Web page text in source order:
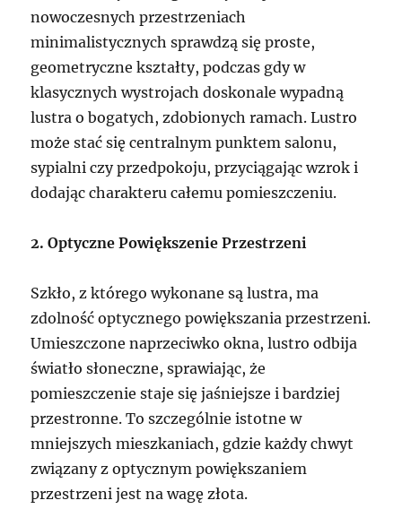
nowoczesnych przestrzeniach
minimalistycznych sprawdzą się proste,
geometryczne kształty, podczas gdy w
klasycznych wystrojach doskonale wypadną
lustra o bogatych, zdobionych ramach. Lustro
może stać się centralnym punktem salonu,
sypialni czy przedpokoju, przyciągając wzrok i
dodając charakteru całemu pomieszczeniu.
2. Optyczne Powiększenie Przestrzeni
Szkło, z którego wykonane są lustra, ma
zdolność optycznego powiększania przestrzeni.
Umieszczone naprzeciwko okna, lustro odbija
światło słoneczne, sprawiając, że
pomieszczenie staje się jaśniejsze i bardziej
przestronne. To szczególnie istotne w
mniejszych mieszkaniach, gdzie każdy chwyt
związany z optycznym powiększaniem
przestrzeni jest na wagę złota.